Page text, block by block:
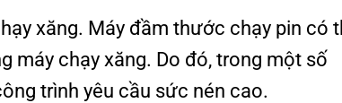
xăng. Máy đầm thước chạy pin có
máy chạy xăng. Do đó, trong một số
trình yêu cầu sức nén cao.